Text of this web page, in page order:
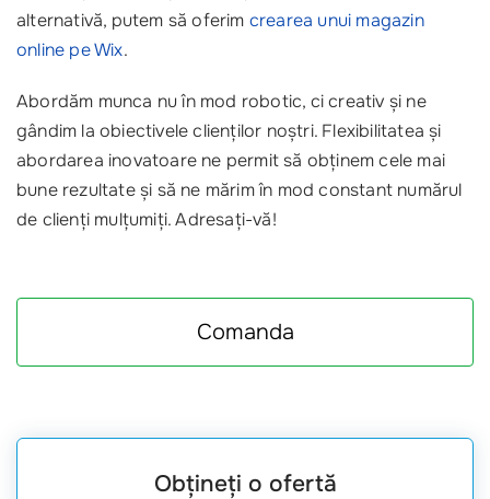
alternativă, putem să oferim crearea unui magazin
online pe Wix.
Abordăm munca nu în mod robotic, ci creativ și ne
gândim la obiectivele clienților noștri. Flexibilitatea și
abordarea inovatoare ne permit să obținem cele mai
bune rezultate și să ne mărim în mod constant numărul
de clienți mulțumiți. Adresați-vă!
Comanda
Obțineți o ofertă